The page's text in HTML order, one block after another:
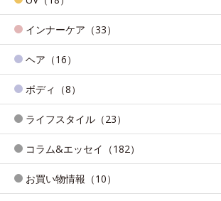
インナーケア（33）
ヘア（16）
ボディ（8）
ライフスタイル（23）
コラム&エッセイ（182）
お買い物情報（10）